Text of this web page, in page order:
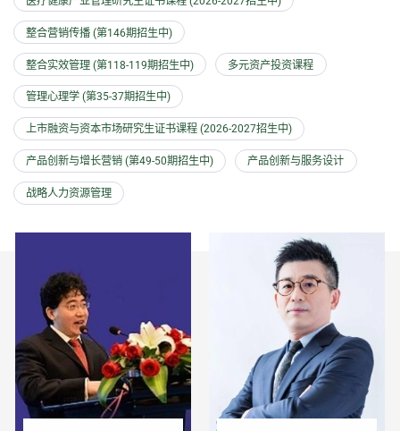
整合营销传播 (第146期招生中)
整合实效管理 (第118-119期招生中) 多元资产投资课程
管理心理学 (第35-37期招生中)
上市融资与资本市场研究生证书课程 (2026-2027招生中)
产品创新与增长营销 (第49-50期招生中) 产品创新与服务设计
战略人力资源管理